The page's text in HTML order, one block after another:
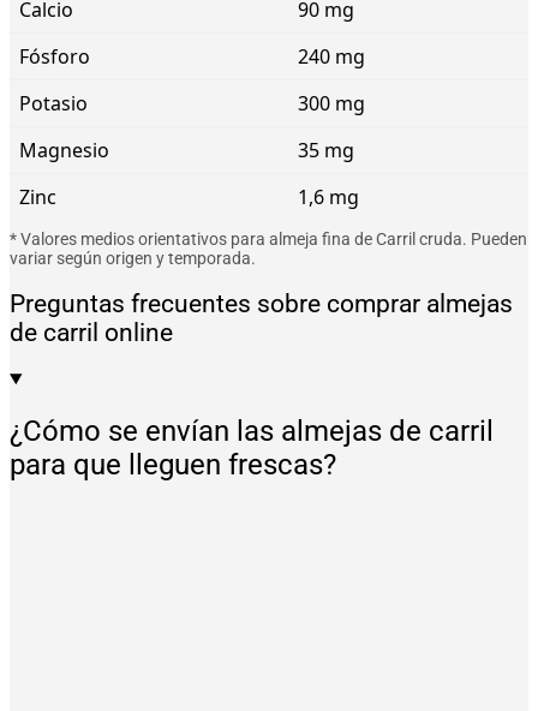
Calcio
90 mg
Fósforo
240 mg
Potasio
300 mg
Magnesio
35 mg
Zinc
1,6 mg
* Valores medios orientativos para almeja fina de Carril cruda. Pueden
variar según origen y temporada.
Preguntas frecuentes sobre comprar almejas
de carril online
¿Cómo se envían las almejas de carril
para que lleguen frescas?